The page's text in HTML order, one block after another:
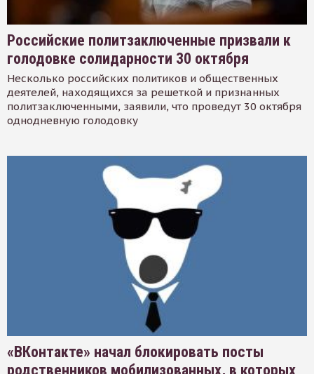
Российские политзаключенные призвали к
голодовке солидарности 30 октября
Несколько российских политиков и общественных
деятелей, находящихся за решеткой и признанных
политзаключенными, заявили, что проведут 30 октября
однодневную голодовку
«ВКонтакте» начал блокировать посты
родственников мобилизованных, в которых